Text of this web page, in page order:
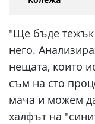
"Ще бъде тежък
него.
нещата, които
съм на сто
мача и можем
халфът на